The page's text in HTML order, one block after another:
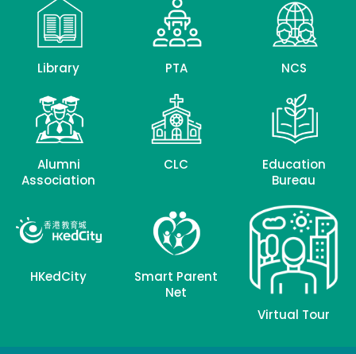
Library PTA NCS
Alumni
Association
CLC
Education
Bureau
HKedCity
Smart Parent
Net
Virtual Tour